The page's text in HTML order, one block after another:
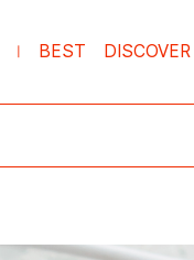
| BEST DISCOVER